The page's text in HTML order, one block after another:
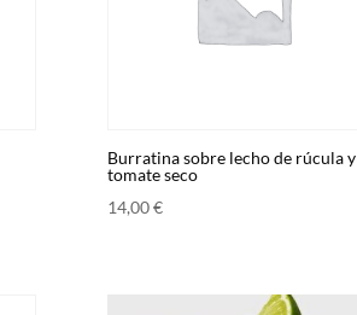
Burratina sobre lecho de rúcula y
tomate seco
14,00€